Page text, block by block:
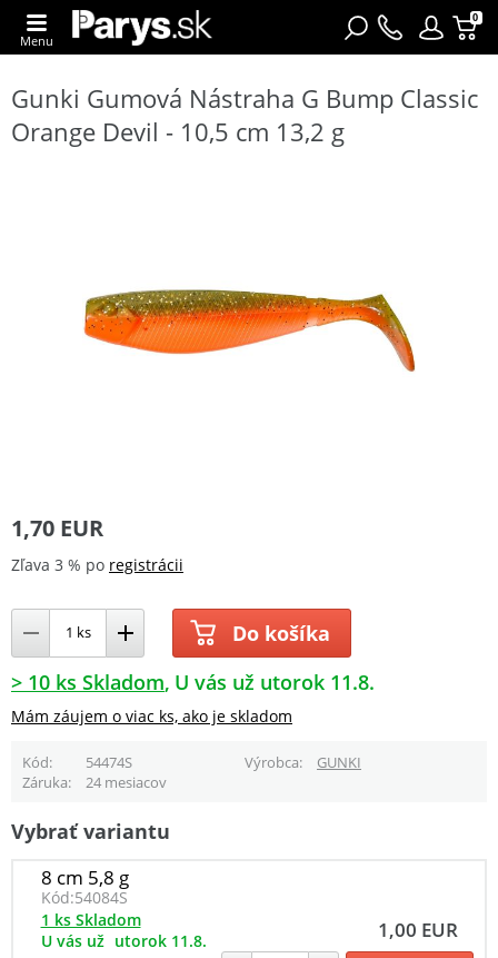
0
Menu
Gunki Gumová Nástraha G Bump Classic
Orange Devil - 10,5 cm 13,2 g
1,70 EUR
Zľava 3 % po registrácii
Do košíka
> 10 ks Skladom U vás už utorok 11.8.
Mám záujem o viac ks, ako je skladom
Kód 54474S Výrobca
GUNKI
Záruka
24 mesiacov
Vybrať variantu
8 cm 5,8 g
Kód:54084S
1,00 EUR
1 ks Skladom
U vás už utorok 11.8.